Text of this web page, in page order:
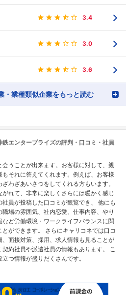
3.4
3.0
3.6
・業種類似企業をもっと読む
エンタープライズの評判・口コミ・社員
うことが出来ます。お客様に対して、親
それに答えてくれます。例えば、お客様
わざあいさつをしてくれる方もいます。
れて、非常に楽しくさらには暖かく感じ
員が投稿した口コミが観覧でき、 他にも
場の雰囲気、社内恋愛、仕事内容、やり
ど労働環境・ワークライフバランスに関
ができます。 さらにキャリコネでは口コ
、面接対策、採用、求人情報も見ることが
約社員や派遣社員の情報もあります。 こ
つ情報が盛りだくさんです。